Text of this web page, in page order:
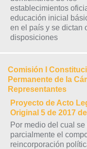
establecimientos
educación inicial
en el país y se dictan
disposiciones
Comisión I
Permanente de la
Representantes
Proyecto de Acto
Original 5 de 2017
Por medio del cual se
parcialmente el
reincorporación